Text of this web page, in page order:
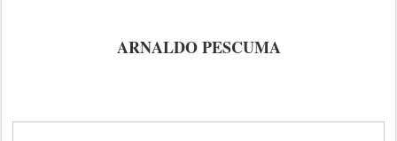
ARNALDO PESCUMA